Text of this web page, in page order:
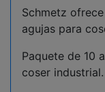
Schmetz
agujas para
Paquete de 10
coser industrial.